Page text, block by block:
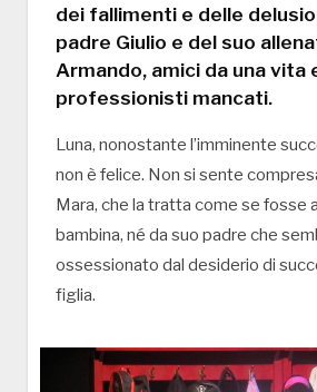
dei fallimenti e delle
padre Giulio e del suo
Armando, amici da una vita
professionisti mancati.
Luna, nonostante l’imminente
non è felice. Non si sente
Mara, che la tratta come se fosse
bambina, né da suo padre che
ossessionato dal desiderio di
figlia.